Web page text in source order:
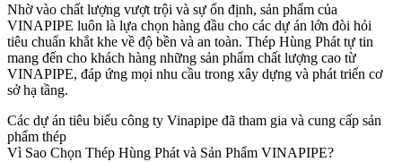
Nhờ vào chất lượng vượt trội và sự ổn định, sản phẩm của
VINAPIPE luôn là lựa chọn hàng đầu cho các dự án lớn đòi hỏi
tiêu chuẩn khắt khe về độ bền và an toàn. Thép Hùng Phát tự tin
mang đến cho khách hàng những sản phẩm chất lượng cao từ
VINAPIPE, đáp ứng mọi nhu cầu trong xây dựng và phát triển cơ
sở hạ tầng.
Các dự án tiêu biểu công ty Vinapipe đã tham gia và cung cấp sản
phẩm thép
Vì Sao Chọn Thép Hùng Phát và Sản Phẩm VINAPIPE?